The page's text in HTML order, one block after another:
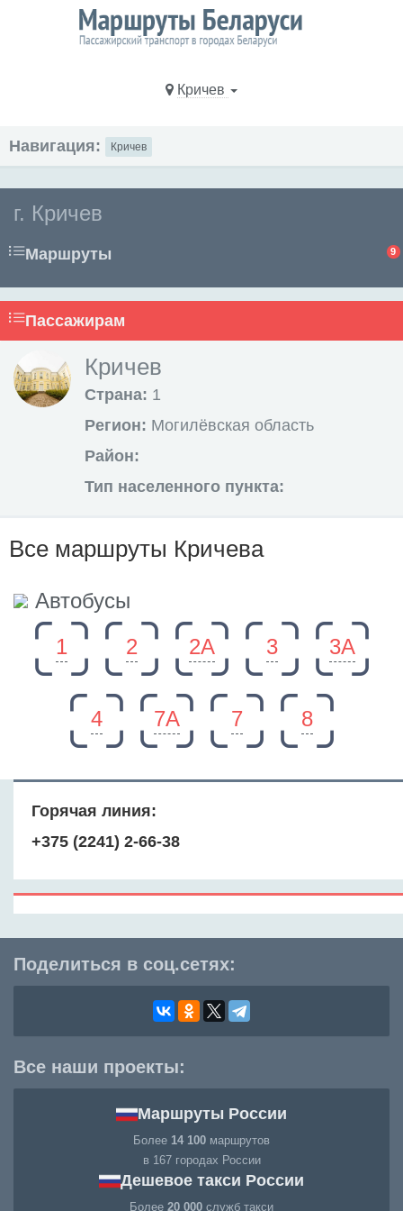
Кричев
Навигация: Кричев
г. Кричев
9
Маршруты
Пассажирам
Кричев
Страна: 1
Регион: Могилёвская область
Район:
Тип населенного пункта:
Все маршруты Кричева
Автобусы
1
2 2А 3 3А
4 7А 7 8
Горячая линия:
+375 (2241) 2-66-38
Поделиться в соц.сетях:
Все наши проекты:
Маршруты России
Более 14 100 маршрутов
в 167 городах России
Дешевое такси России
Более 20 000 служб такси